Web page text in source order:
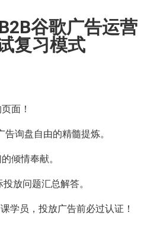
谷歌广告运营
复习模式
面！
询盘自由的精髓提炼。
倾情奉献。
放问题汇总解答。
学员，投放广告前必过认证！